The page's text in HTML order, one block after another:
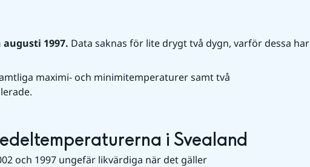
1997. Data saknas för lite drygt två dygn, varför dessa har
maximi- och minimitemperaturer samt två
i Svealand
och 1997 ungefär likvärdiga när det gäller